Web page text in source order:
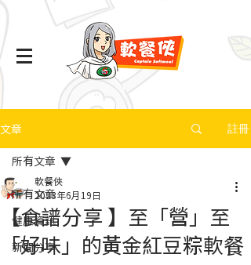
文章 註冊
所有文章
健康資訊
新聞分享
所有文章
【食譜分享 】至「營」至
「好味」的黃金紅豆粽軟餐
軟餐俠
2023年6月19日